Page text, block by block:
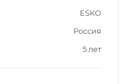
ESKO
Россия
5 лет